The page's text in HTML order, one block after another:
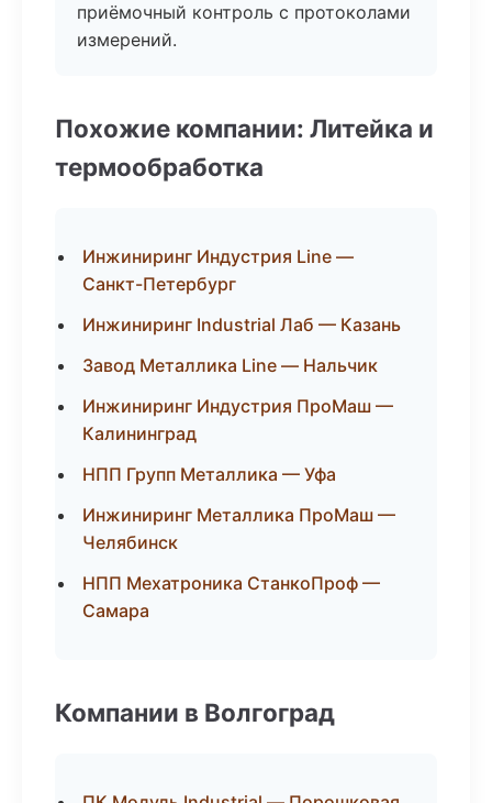
приёмочный контроль с протоколами
измерений.
Похожие компании: Литейка и
термообработка
Инжиниринг Индустрия Line —
Санкт-Петербург
Инжиниринг Industrial Лаб — Казань
Завод Металлика Line — Нальчик
Инжиниринг Индустрия ПроМаш —
Калининград
НПП Групп Металлика — Уфа
Инжиниринг Металлика ПроМаш —
Челябинск
НПП Мехатроника СтанкоПроф —
Самара
Компании в Волгоград